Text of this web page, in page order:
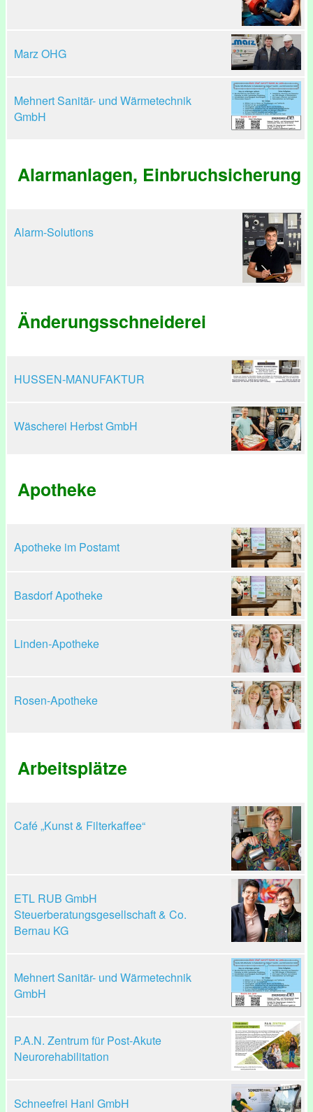
Marz OHG
Mehnert Sanitär- und Wärmetechnik
GmbH
Alarmanlagen, Einbruchsicherung
Alarm-Solutions
Änderungsschneiderei
HUSSEN-MANUFAKTUR
Wäscherei Herbst GmbH
Apotheke
Apotheke im Postamt
Basdorf Apotheke
Linden-Apotheke
Rosen-Apotheke
Arbeitsplätze
Café „Kunst & Filterkaffee“
ETL RUB GmbH
Steuerberatungsgesellschaft & Co.
Bernau KG
Mehnert Sanitär- und Wärmetechnik
GmbH
P.A.N. Zentrum für Post-Akute
Neurorehabilitation
Schneefrei Hanl GmbH